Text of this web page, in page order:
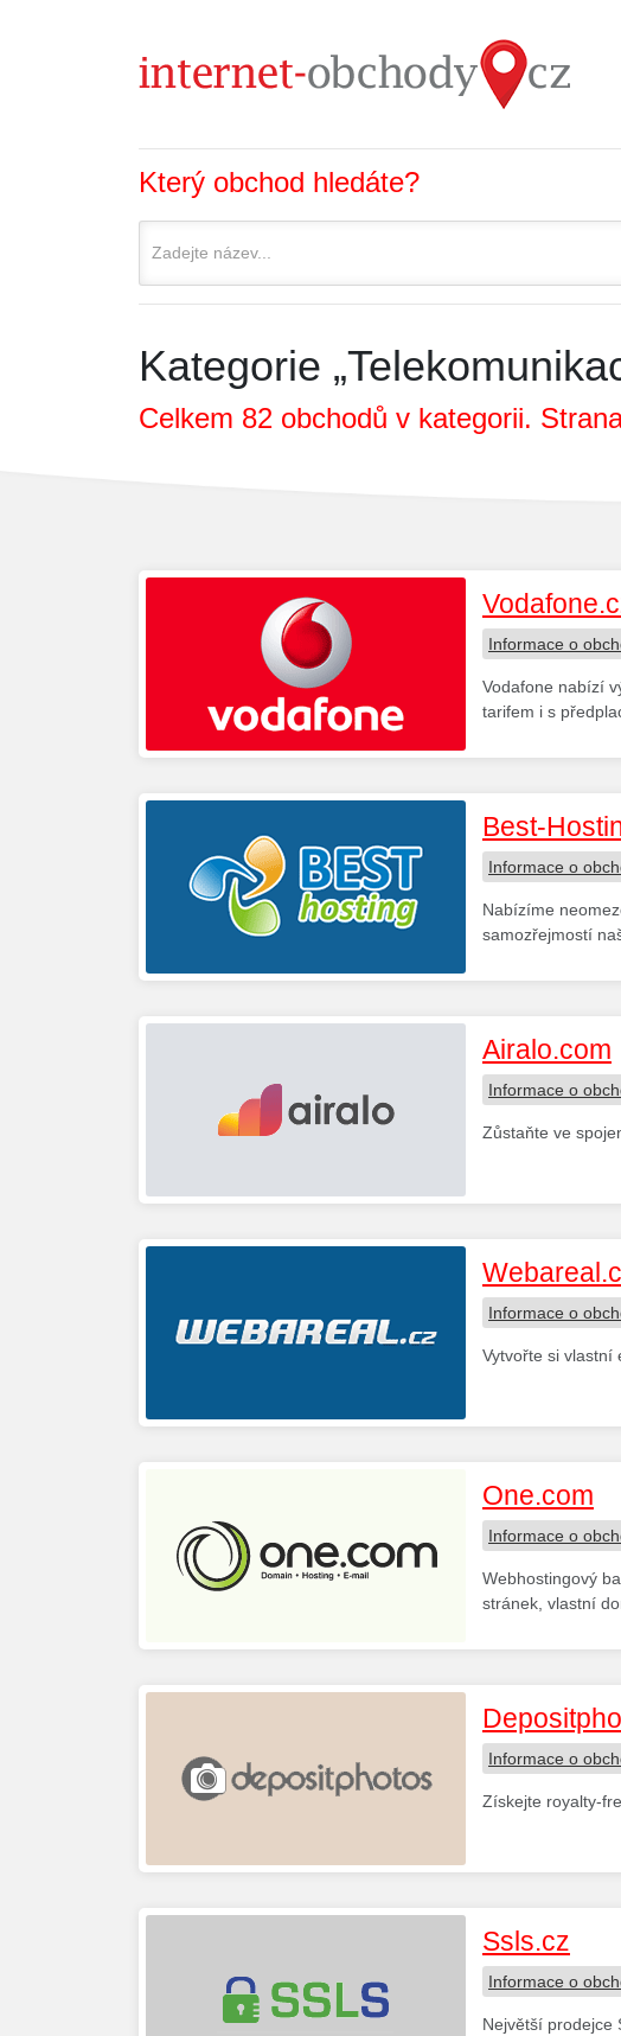
Který obchod hledáte?
Kategorie
Celkem 82 obchodů v kategorii.
Informace o
Vodafone nabízí
tarifem i s
Best-
Informace o
Nabízíme
samozřejmostí
Airalo.com
Informace o
Zůstaňte ve
Informace o
Vytvořte si vlastní
One.com
Informace o
Webhostingový
stránek, vlastní
Informace o
Získejte royalty-
Ssls.cz
Informace o
Největší prodejce